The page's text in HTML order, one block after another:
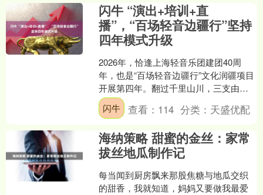
闪牛 “演出+培训+直
播”，“百场轻音边疆行”坚持
四年模式升级
2026年，恰逢上海轻音乐团建团40周
年，也是“百场轻音边疆行”文化润疆项目
开展第四年。翻过千里山川，三支由党
员骨干带队的演出小分队兵分多路，穿
梭在草湖项目区、....
闪牛 查看： 114 分类： 天盛优配
海纳策略 甜蜜的金丝：家常
拔丝地瓜制作记
每当闻到厨房飘来那股焦糖与地瓜交织
的甜香，我就知道，妈妈又要做我最爱